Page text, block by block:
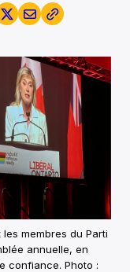
membres du Parti
annuelle, en
confiance. Photo :